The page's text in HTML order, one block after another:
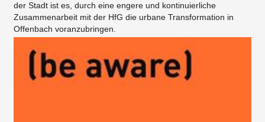
der Stadt ist es, durch eine engere und kontinuierliche
Zusammenarbeit mit der HfG die urbane Transformation in
Offenbach voranzubringen.